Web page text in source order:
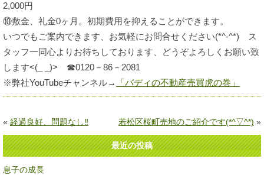
2,000円
⑩敷金、礼金0ヶ月。初期費用を抑えることができます。
いつでもご案内できます、お気軽にお問合せください(*^-^*) ス
タッフ一同心よりお待ちしております、どうぞよろしくお願い致
します<(_ _)> ☎0120－86－2081
※弊社YouTubeチャンネル→
「バディの不動産売買虎の巻」
« 経過良好、問題なし‼ 若松区桜町売地のご紹介です(*^▽^*) »
最近の投稿
息子の成長